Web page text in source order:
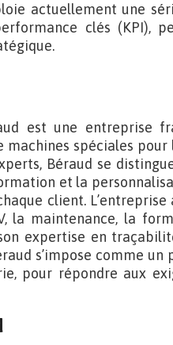
actuellement une
clés (KPI),
est une entreprise
spéciales
Béraud se
et la
client.
la maintenance, la
expertise en
s’impose comme
pour répondre aux